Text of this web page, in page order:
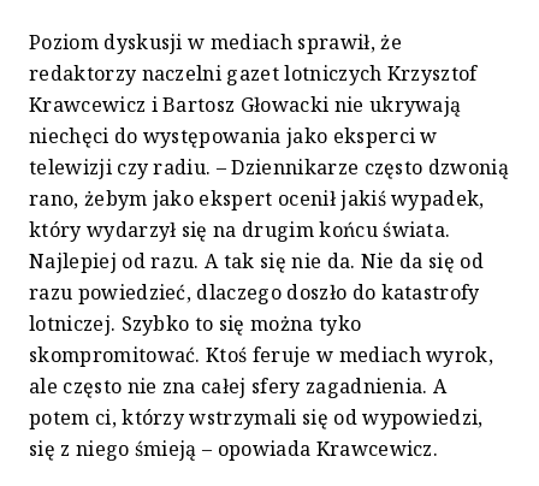
Poziom dyskusji w mediach sprawił, że
redaktorzy naczelni gazet lotniczych Krzysztof
Krawcewicz i Bartosz Głowacki nie ukrywają
niechęci do występowania jako eksperci w
telewizji czy radiu. – Dziennikarze często dzwonią
rano, żebym jako ekspert ocenił jakiś wypadek,
który wydarzył się na drugim końcu świata.
Najlepiej od razu. A tak się nie da. Nie da się od
razu powiedzieć, dlaczego doszło do katastrofy
lotniczej. Szybko to się można tyko
skompromitować. Ktoś feruje w mediach wyrok,
ale często nie zna całej sfery zagadnienia. A
potem ci, którzy wstrzymali się od wypowiedzi,
się z niego śmieją – opowiada Krawcewicz.